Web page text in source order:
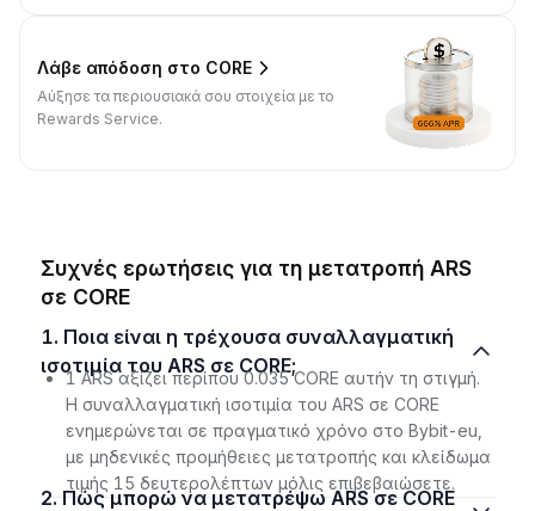
Λάβε απόδοση στο CORE
Αύξησε τα περιουσιακά σου στοιχεία με το
Rewards Service.
Συχνές ερωτήσεις για τη μετατροπή ARS
σε CORE
1. Ποια είναι η τρέχουσα συναλλαγματική
ισοτιμία του ARS σε CORE;
1 ARS αξίζει περίπου 0.035 CORE αυτήν τη στιγμή.
Η συναλλαγματική ισοτιμία του ARS σε CORE
ενημερώνεται σε πραγματικό χρόνο στο Bybit-eu,
με μηδενικές προμήθειες μετατροπής και κλείδωμα
τιμής 15 δευτερολέπτων μόλις επιβεβαιώσετε.
2. Πώς μπορώ να μετατρέψω ARS σε CORE